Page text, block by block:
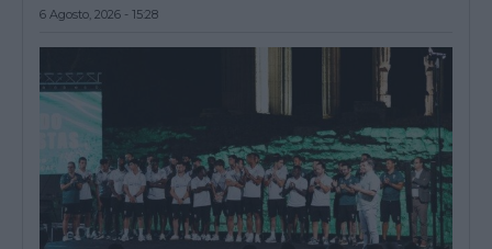
6 Agosto, 2026 - 15:28